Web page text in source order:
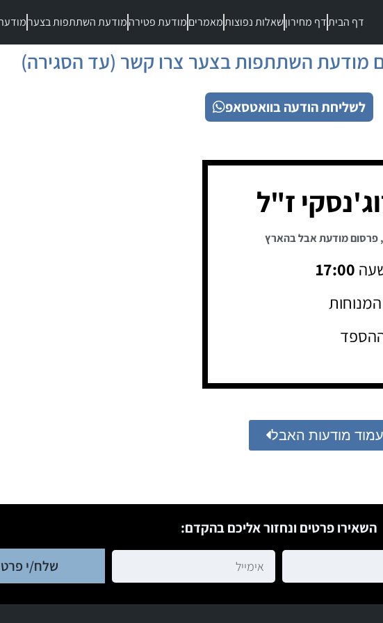
דף הביתדף מחירוןשאלות נפוצותמאמריםמודעת פטירהמודעת השתתפות בצער
מודעת השתתפות בצער צרו קשר (עד הסגירה)
לשליחת הודעה בוואטסאפ
ז"ל
,פרסום מודעת אבל בהארץ
17:00
מודעות האבל
השאירו פרטים ונחזור אליכם בהקדם:
שלח/י